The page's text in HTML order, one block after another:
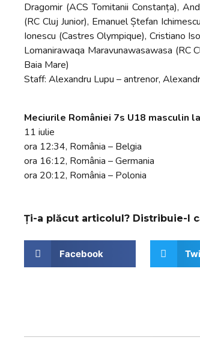
Dragomir (ACS Tomitanii Constanța),
(RC Cluj Junior), Emanuel Ștefan
Ionescu (Castres Olympique), Cristiano
Lomanirawaqa Maravunawasawasa (RC
Baia Mare)
Staff: Alexandru Lupu – antrenor,
Meciurile României 7s U18 masculin
11 iulie
ora 12:34, România – Belgia
ora 16:12, România – Germania
ora 20:12, România – Polonia
Ți-a plăcut articolul? Distribuie-l
Facebook